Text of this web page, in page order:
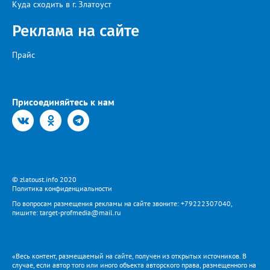
Куда сходить в г. Златоуст
Реклама на сайте
Прайс
Присоединяйтесь к нам
© zlatoust.info 2020
Политика конфиденциальности
По вопросам размещения рекламы на сайте звоните: +79222307040,
пишите: target-profmedia@mail.ru
«Весь контент, размещаемый на сайте, получен из открытых источников. В
случае, если автор того или иного объекта авторского права, размещенного на